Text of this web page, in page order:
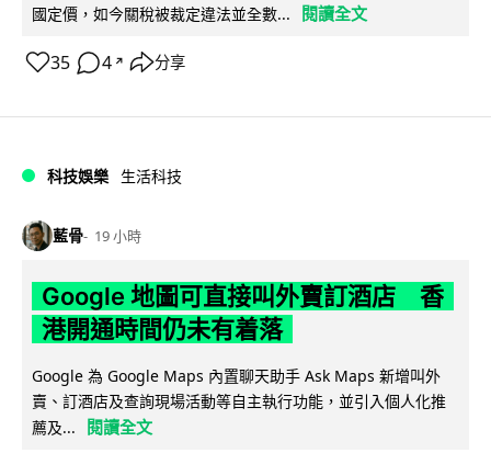
國定價，如今關稅被裁定違法並全數...
閱讀全文
35 4 ↗ 分享
科技娛樂 生活科技
藍骨 19 小時
Google 地圖可直接叫外賣訂酒店 香
港開通時間仍未有着落
Google 為 Google Maps 內置聊天助手 Ask Maps 新增叫外
賣、訂酒店及查詢現場活動等自主執行功能，並引入個人化推
薦及...
閱讀全文